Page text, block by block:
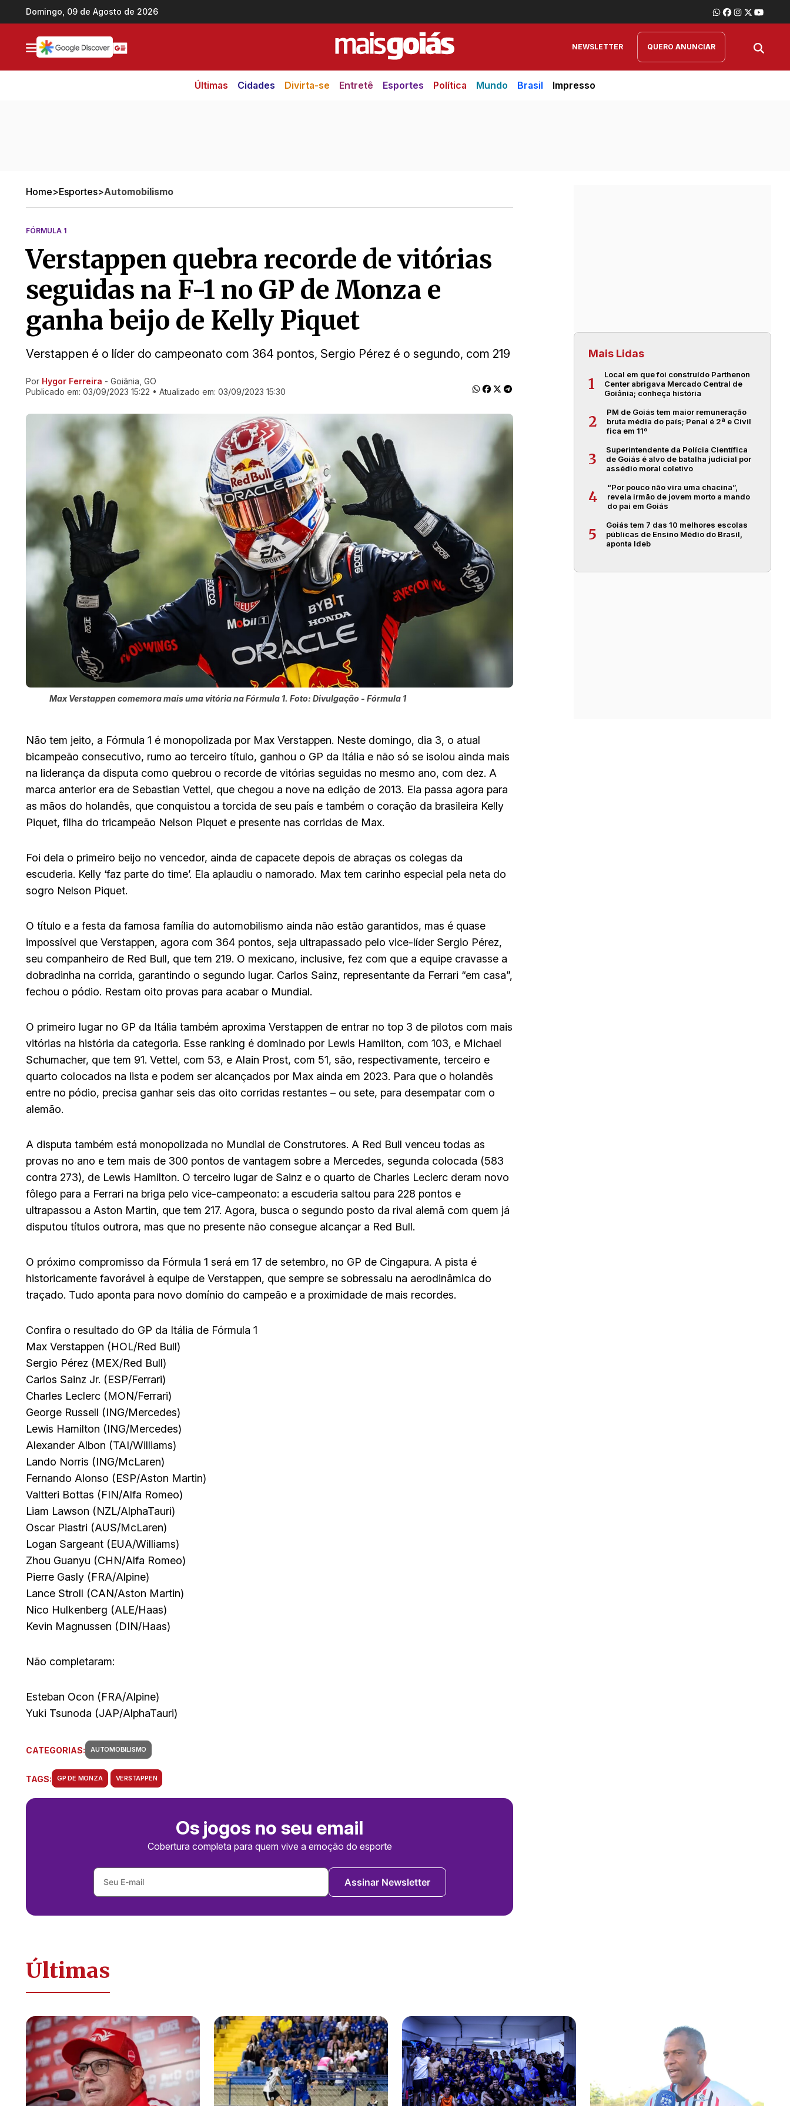
Ir direto pro conteúdo
Domingo, 09 de Agosto de 2026
NEWSLETTER QUERO ANUNCIAR
Últimas Cidades Divirta-se Entretê Esportes Política Mundo Brasil Impresso
Home>Esportes>Automobilismo
FÓRMULA 1
Verstappen quebra recorde de vitórias
seguidas na F-1 no GP de Monza e
ganha beijo de Kelly Piquet
Verstappen é o líder do campeonato com 364 pontos, Sergio Pérez é o segundo, com 219
Ir direto pra matéria
Por Hygor Ferreira - Goiânia, GO
Publicado em: 03/09/2023 15:22 • Atualizado em: 03/09/2023 15:30
Max Verstappen comemora mais uma vitória na Fórmula 1. Foto: Divulgação - Fórmula 1
Não tem jeito, a Fórmula 1 é monopolizada por Max Verstappen. Neste domingo, dia 3, o atual
bicampeão consecutivo, rumo ao terceiro título, ganhou o GP da Itália e não só se isolou ainda mais
na liderança da disputa como quebrou o recorde de vitórias seguidas no mesmo ano, com dez. A
marca anterior era de Sebastian Vettel, que chegou a nove na edição de 2013. Ela passa agora para
as mãos do holandês, que conquistou a torcida de seu país e também o coração da brasileira Kelly
Piquet, filha do tricampeão Nelson Piquet e presente nas corridas de Max.
Foi dela o primeiro beijo no vencedor, ainda de capacete depois de abraças os colegas da
escuderia. Kelly ‘faz parte do time’. Ela aplaudiu o namorado. Max tem carinho especial pela neta do
sogro Nelson Piquet.
O título e a festa da famosa família do automobilismo ainda não estão garantidos, mas é quase
impossível que Verstappen, agora com 364 pontos, seja ultrapassado pelo vice-líder Sergio Pérez,
seu companheiro de Red Bull, que tem 219. O mexicano, inclusive, fez com que a equipe cravasse a
dobradinha na corrida, garantindo o segundo lugar. Carlos Sainz, representante da Ferrari “em casa”,
fechou o pódio. Restam oito provas para acabar o Mundial.
O primeiro lugar no GP da Itália também aproxima Verstappen de entrar no top 3 de pilotos com mais
vitórias na história da categoria. Esse ranking é dominado por Lewis Hamilton, com 103, e Michael
Schumacher, que tem 91. Vettel, com 53, e Alain Prost, com 51, são, respectivamente, terceiro e
quarto colocados na lista e podem ser alcançados por Max ainda em 2023. Para que o holandês
entre no pódio, precisa ganhar seis das oito corridas restantes – ou sete, para desempatar com o
alemão.
A disputa também está monopolizada no Mundial de Construtores. A Red Bull venceu todas as
provas no ano e tem mais de 300 pontos de vantagem sobre a Mercedes, segunda colocada (583
contra 273), de Lewis Hamilton. O terceiro lugar de Sainz e o quarto de Charles Leclerc deram novo
fôlego para a Ferrari na briga pelo vice-campeonato: a escuderia saltou para 228 pontos e
ultrapassou a Aston Martin, que tem 217. Agora, busca o segundo posto da rival alemã com quem já
disputou títulos outrora, mas que no presente não consegue alcançar a Red Bull.
O próximo compromisso da Fórmula 1 será em 17 de setembro, no GP de Cingapura. A pista é
historicamente favorável à equipe de Verstappen, que sempre se sobressaiu na aerodinâmica do
traçado. Tudo aponta para novo domínio do campeão e a proximidade de mais recordes.
Confira o resultado do GP da Itália de Fórmula 1
Max Verstappen (HOL/Red Bull)
Sergio Pérez (MEX/Red Bull)
Carlos Sainz Jr. (ESP/Ferrari)
Charles Leclerc (MON/Ferrari)
George Russell (ING/Mercedes)
Lewis Hamilton (ING/Mercedes)
Alexander Albon (TAI/Williams)
Lando Norris (ING/McLaren)
Fernando Alonso (ESP/Aston Martin)
Valtteri Bottas (FIN/Alfa Romeo)
Liam Lawson (NZL/AlphaTauri)
Oscar Piastri (AUS/McLaren)
Logan Sargeant (EUA/Williams)
Zhou Guanyu (CHN/Alfa Romeo)
Pierre Gasly (FRA/Alpine)
Lance Stroll (CAN/Aston Martin)
Nico Hulkenberg (ALE/Haas)
Kevin Magnussen (DIN/Haas)
Não completaram:
Esteban Ocon (FRA/Alpine)
Yuki Tsunoda (JAP/AlphaTauri)
CATEGORIAS: AUTOMOBILISMO
TAGS: GP DE MONZA VERSTAPPEN
Os jogos no seu email
Cobertura completa para quem vive a emoção do esporte
Assinar Newsletter
Mais Lidas
1
Local em que foi construído Parthenon
Center abrigava Mercado Central de
Goiânia; conheça história
2
PM de Goiás tem maior remuneração
bruta média do país; Penal é 2ª e Civil
fica em 11º
3
Superintendente da Polícia Científica
de Goiás é alvo de batalha judicial por
assédio moral coletivo
4
“Por pouco não vira uma chacina”,
revela irmão de jovem morto a mando
do pai em Goiás
5
Goiás tem 7 das 10 melhores escolas
públicas de Ensino Médio do Brasil,
aponta Ideb
Últimas